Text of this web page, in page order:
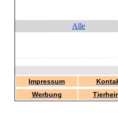
Alle
Impressum
Werbung